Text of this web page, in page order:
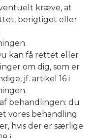
kræve, at
berigtiget eller
kan få rettet eller
om dig, som er
jf. artikel 16 i
behandlingen: du
vores behandling
hvis der er særlige